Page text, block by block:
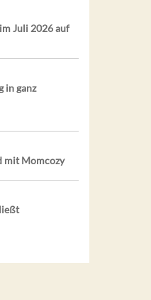
Juli 2026 auf
in ganz
mit Momcozy